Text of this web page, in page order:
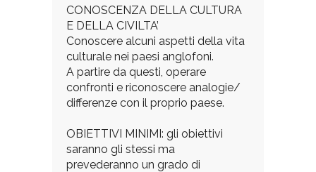
CONOSCENZA DELLA CULTURA
E DELLA CIVILTA’
Conoscere alcuni aspetti della vita
culturale nei paesi anglofoni.
A partire da questi, operare
confronti e riconoscere analogie/
differenze con il proprio paese.
OBIETTIVI MINIMI: gli obiettivi
saranno gli stessi ma
prevederanno un grado di